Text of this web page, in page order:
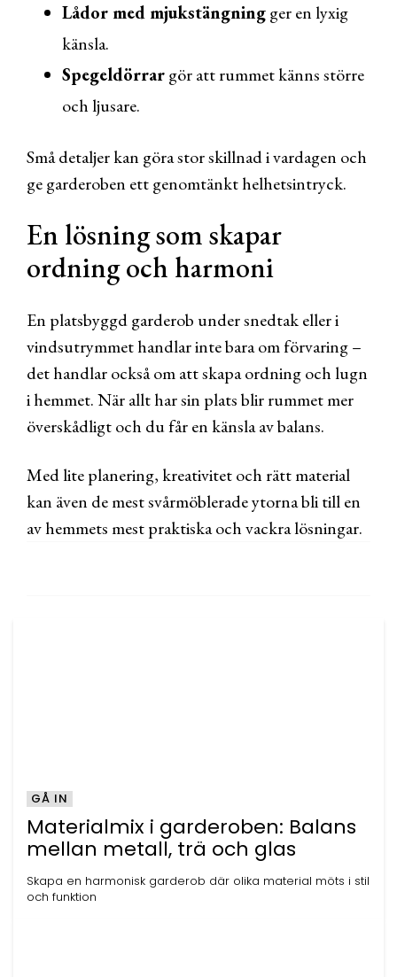
Lådor med mjukstängningger en lyxig
känsla.
Spegeldörrargör att rummet känns större
och ljusare.
Små detaljer kan göra stor skillnad i vardagen och
ge garderoben ett genomtänkt helhetsintryck.
En lösning som skapar
ordning och harmoni
En platsbyggd garderob under snedtak eller i
vindsutrymmet handlar inte bara om förvaring –
det handlar också om att skapa ordning och lugn
i hemmet. När allt har sin plats blir rummet mer
överskådligt och du får en känsla av balans.
Med lite planering, kreativitet och rätt material
kan även de mest svårmöblerade ytorna bli till en
av hemmets mest praktiska och vackra lösningar.
Materialmix i garderoben: Balans
mellan metall, trä och glas
Skapa en harmonisk garderob där olika material möts i stil
och funktion
GÅ IN